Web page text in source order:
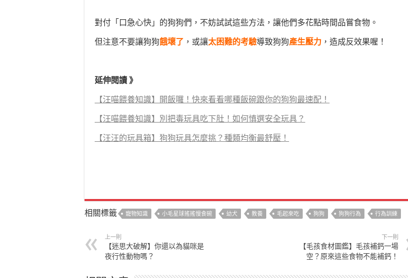
對付「口急心快」的狗狗們，不妨試試這些方法，讓他們多花點時間品嘗食物。
但注意不要讓狗狗餓壞了 ，或讓太困難的考驗導致狗狗產生壓力 ，造成反效果喔！
延伸閱讀 》
【汪喵餵養知識】開飯囉！快來看看哪種飯碗跟你的狗狗最速配！
【汪喵餵養知識】別把毒玩具吃下肚！如何慎選安全玩具？
【汪汪的玩具箱】狗狗玩具怎麼挑？種類均衡最舒壓！
相關標籤 寵物知識 小毛星球搖搖慢食碗 幼犬 教養 毛起來吃 狗狗 狗狗行為 行為訓練
上一則
【迷思大破解】你還以為貓咪是
夜行性動物嗎？
下一則
【毛孩食材圖鑑】毛孩補鈣一場
空？原來這些食物不能補鈣！